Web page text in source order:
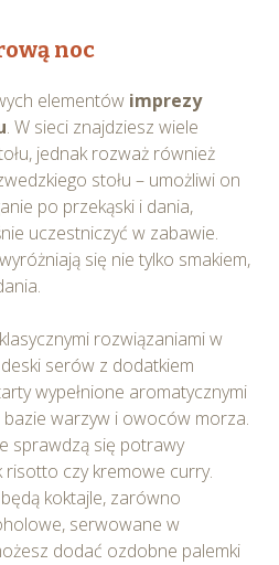
noc
elementów imprezy
. W sieci znajdziesz wiele
jednak rozważ również
stołu – umożliwi on
po przekąski i dania,
uczestniczyć w zabawie.
się nie tylko smakiem,
rozwiązaniami w
serów z dodatkiem
wypełnione aromatycznymi
warzyw i owoców morza.
sprawdzą się potrawy
risotto czy kremowe curry.
koktajle, zarówno
serwowane w
dodać ozdobne palemki